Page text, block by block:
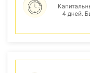
4 дней.